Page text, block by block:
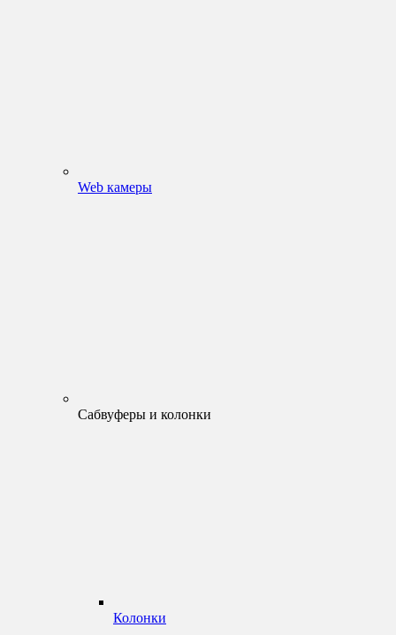
Web камеры
Сабвуферы и колонки
Колонки